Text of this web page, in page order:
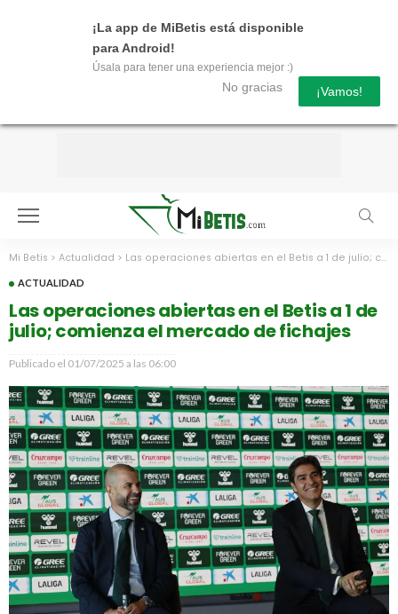
¡La app de MiBetis está disponible
para Android!
Úsala para tener una experiencia mejor :)
No gracias ¡Vamos!
Mi Betis > Actualidad > Las operaciones abiertas en el Betis a 1 de julio; comienza el mercado de fichajes
ACTUALIDAD
Las operaciones abiertas en el Betis a 1 de
julio; comienza el mercado de fichajes
Publicado el 01/07/2025 a las 06:00